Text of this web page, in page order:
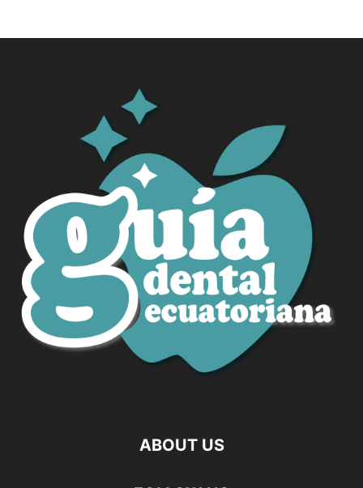
ABOUT US